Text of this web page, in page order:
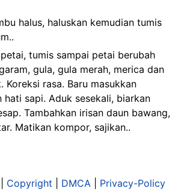
halus, haluskan kemudian tumis
tumis sampai petai berubah
gula, gula merah, merica dan
Koreksi rasa. Baru masukkan
hati sapi. Aduk sesekali, biarkan
Tambahkan irisan daun bawang,
Matikan kompor, sajikan..
Copyright DMCA Privacy-Policy